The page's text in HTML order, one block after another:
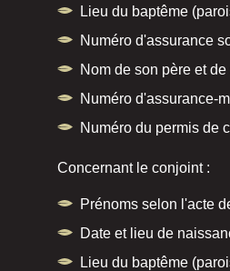
Lieu du baptême
Numéro d'assurance
Nom de son père et
Numéro d'assurance-
Numéro du permis de
Concernant le conjoint :
Prénoms selon l'acte
Date et lieu de
Lieu du baptême